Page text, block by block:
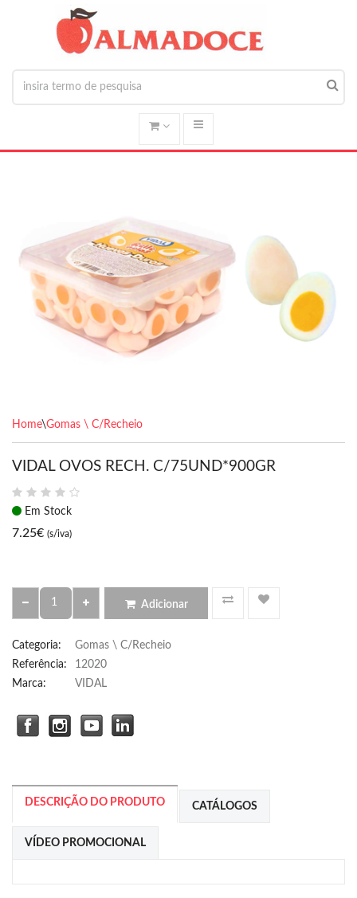
Home\Gomas \ C/Recheio
VIDAL OVOS RECH. C/75UND*900GR
Em Stock
7.25€ (s/iva)
Adicionar
Categoria:
Gomas \ C/Recheio
Referência:
12020
Marca:
VIDAL
DESCRIÇÃO DO PRODUTO CATÁLOGOS
VÍDEO PROMOCIONAL